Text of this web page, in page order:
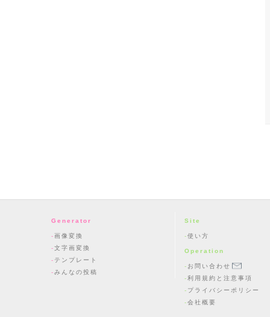
Generator
画像変換
文字画変換
テンプレート
みんなの投稿
Site
使い方
Operation
お問い合わせ
利用規約と注意事項
プライバシーポリシー
会社概要